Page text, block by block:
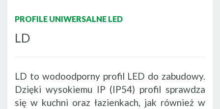
PROFILE UNIWERSALNE LED
LD
LD to wodoodporny profil LED do zabudowy.
Dzięki wysokiemu IP (IP54) profil sprawdza
się w kuchni oraz łazienkach, jak również w